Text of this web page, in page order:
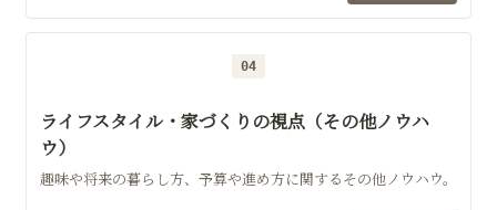
04
ライフスタイル・家づくりの視点（その他ノウハ
ウ）
趣味や将来の暮らし方、予算や進め方に関するその他ノウハウ。